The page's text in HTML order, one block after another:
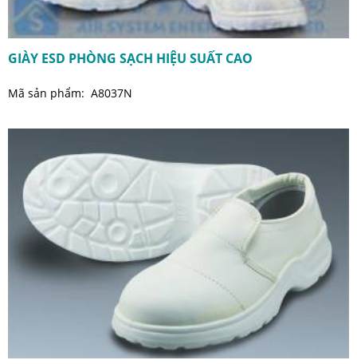
GIÀY ESD PHÒNG SẠCH HIỆU SUẤT CAO
Mã sản phẩm: A8037N